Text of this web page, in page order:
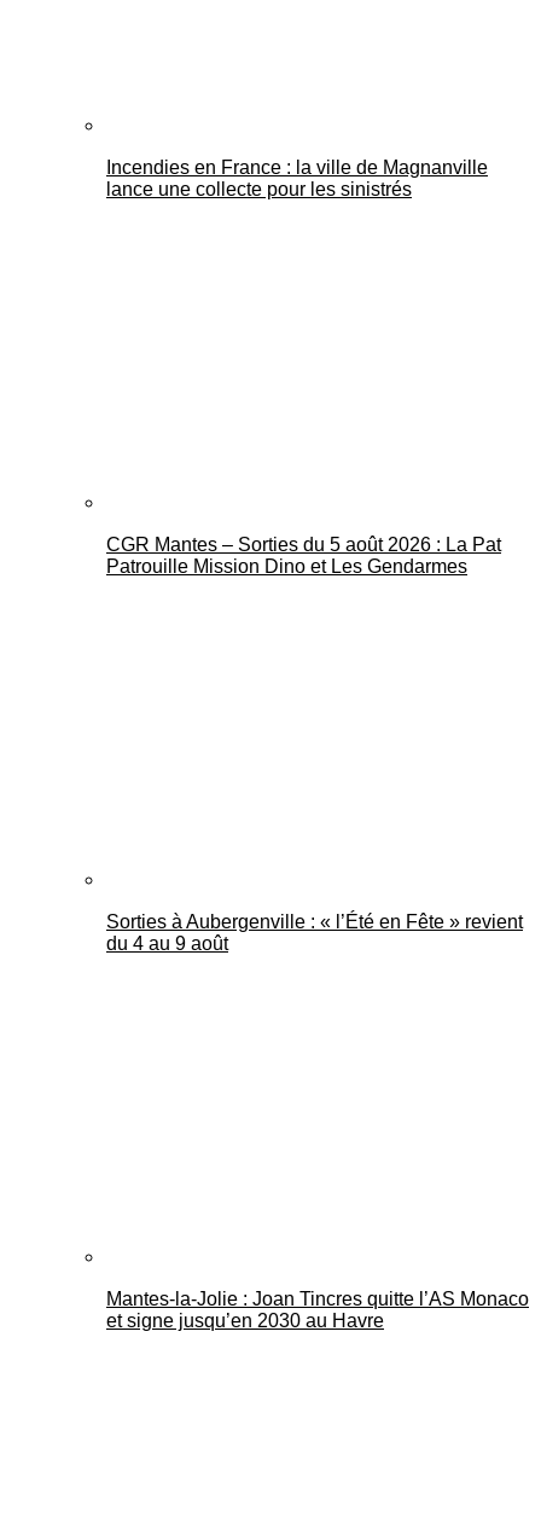
Mantes Actu
Incendies en France : la ville de Magnanville
lance une collecte pour les sinistrés
CGR Mantes – Sorties du 5 août 2026 : La Pat
Patrouille Mission Dino et Les Gendarmes
Sorties à Aubergenville : « l’Été en Fête » revient
du 4 au 9 août
Mantes-la-Jolie : Joan Tincres quitte l’AS Monaco
et signe jusqu’en 2030 au Havre